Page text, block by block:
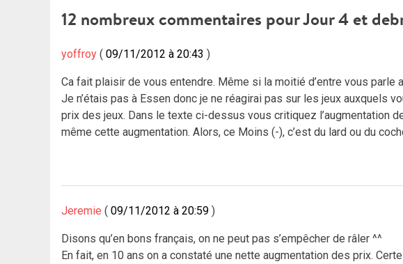
l’article
12 nombreux commentaires pourJour 4 et
yoffroy 09/11/2012 à 20:43
Ca fait plaisir de vous entendre. Même si la moitié d’entre vous parle
Je n’étais pas à Essen donc je ne réagirai pas sur les jeux auxquels
prix des jeux. Dans le texte ci-dessus vous critiquez l’augmentation
même cette augmentation. Alors, ce Moins (-), c’est du lard ou du
Jeremie 09/11/2012 à 20:59
Disons qu’en bons français, on ne peut pas s’empêcher de râler ^^
En fait, en 10 ans on a constaté une nette augmentation des prix.